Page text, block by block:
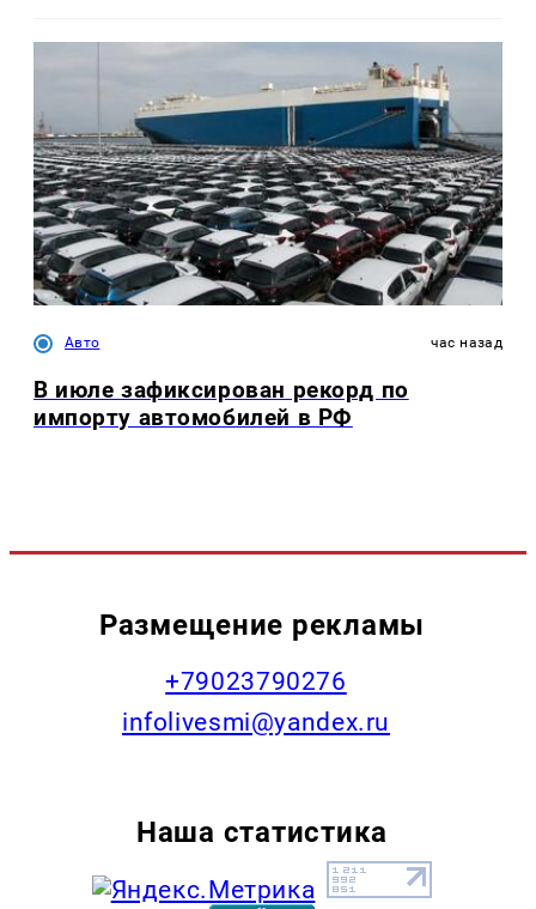
Авто час назад
В июле зафиксирован рекорд по
импорту автомобилей в РФ
Размещение рекламы
+79023790276
infolivesmi@yandex.ru
Наша статистика